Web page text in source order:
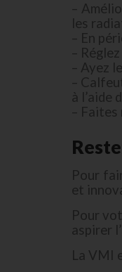
–
les
– En
–
– Ayez
–
à l’aide
– Faites
Pour
et
Pour
aspirer
La VMI